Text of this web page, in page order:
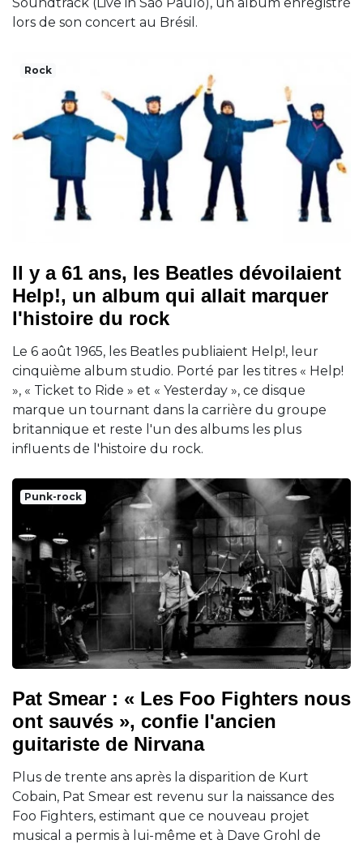
Soundtrack (Live in São Paulo), un album enregistré
lors de son concert au Brésil.
Rock
Il y a 61 ans, les Beatles dévoilaient
Help!, un album qui allait marquer
l'histoire du rock
Le 6 août 1965, les Beatles publiaient Help!, leur
cinquième album studio. Porté par les titres « Help!
», « Ticket to Ride » et « Yesterday », ce disque
marque un tournant dans la carrière du groupe
britannique et reste l'un des albums les plus
influents de l'histoire du rock.
Punk-rock
Pat Smear : « Les Foo Fighters nous
ont sauvés », confie l'ancien
guitariste de Nirvana
Plus de trente ans après la disparition de Kurt
Cobain, Pat Smear est revenu sur la naissance des
Foo Fighters, estimant que ce nouveau projet
musical a permis à lui-même et à Dave Grohl de